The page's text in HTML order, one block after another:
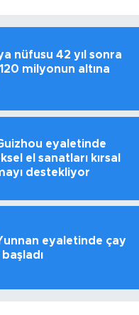
nüfusu 42 yıl sonra
milyonun altına
eyaletinde
el sanatları kırsal
destekliyor
eyaletinde çay
başladı